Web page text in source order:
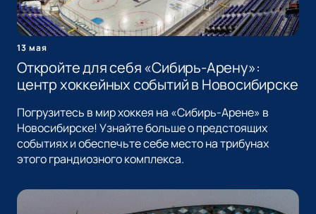
13 мая
Откройте для себя «Сибирь-Арену»:
центр хоккейных событий в Новосибирске
Погрузитесь в мир хоккея на «Сибирь-Арене» в
Новосибирске! Узнайте больше о предстоящих
событиях и обеспечьте себе место на трибунах
этого грандиозного комплекса.